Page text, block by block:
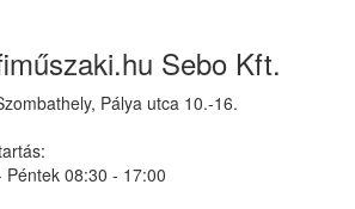
Sebo Kft.
Pálya utca 10.-16.
Péntek 08:30 - 17:00